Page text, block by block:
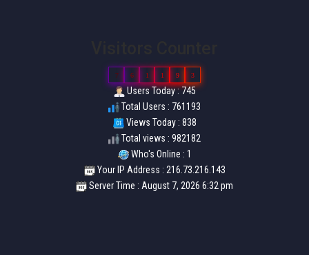
7 6 1 1 9 3
Users Today : 745
Total Users : 761193
Views Today : 838
Total views : 982182
Who's Online : 1
Your IP Address : 216.73.216.143
Server Time : August 7, 2026 6:32 pm